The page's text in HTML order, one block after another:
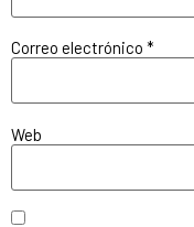
Correo electrónico *
Web